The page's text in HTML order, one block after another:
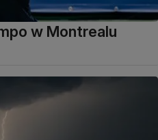
w Montrealu